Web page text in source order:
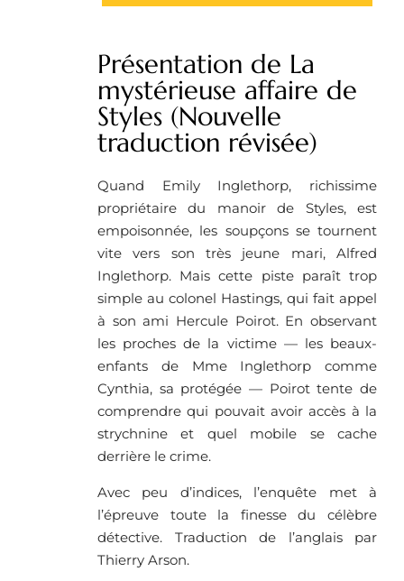
Présentation de La
mystérieuse affaire de
Styles (Nouvelle
traduction révisée)
Quand Emily Inglethorp, richissime
propriétaire du manoir de Styles, est
empoisonnée, les soupçons se tournent
vite vers son très jeune mari, Alfred
Inglethorp. Mais cette piste paraît trop
simple au colonel Hastings, qui fait appel
à son ami Hercule Poirot. En observant
les proches de la victime — les beaux-
enfants de Mme Inglethorp comme
Cynthia, sa protégée — Poirot tente de
comprendre qui pouvait avoir accès à la
strychnine et quel mobile se cache
derrière le crime.
Avec peu d’indices, l’enquête met à
l’épreuve toute la finesse du célèbre
détective. Traduction de l’anglais par
Thierry Arson.